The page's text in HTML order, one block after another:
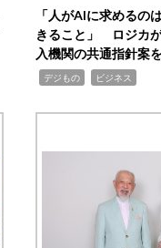
「人がAIに求めるの
きること」 ロジカ
入機関の共通指針案
デジもの ビジネス